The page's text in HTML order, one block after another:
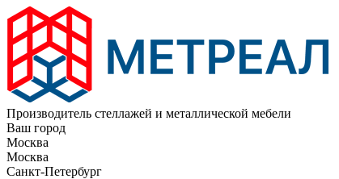
Производитель стеллажей и металлической мебели
Ваш город
Москва
Москва
Санкт-Петербург